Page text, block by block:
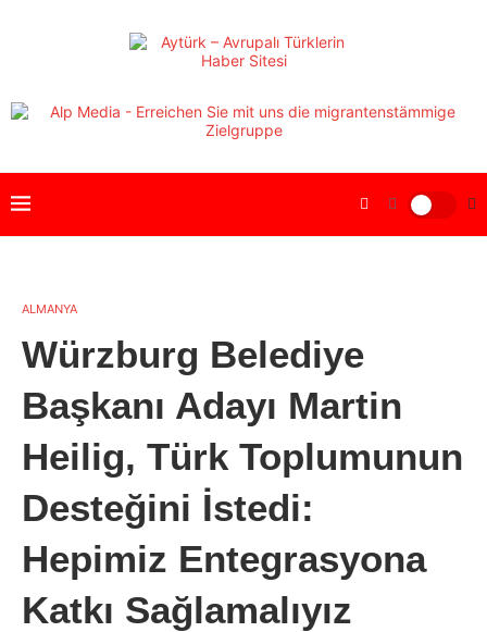
ALMANYA
Würzburg Belediye
Başkanı Adayı Martin
Heilig, Türk Toplumunun
Desteğini İstedi:
Hepimiz Entegrasyona
Katkı Sağlamalıyız